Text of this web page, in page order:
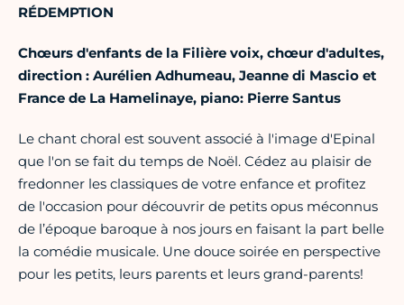
RÉDEMPTION
Chœurs d'enfants de la Filière voix, chœur d'adultes,
direction : Aurélien Adhumeau, Jeanne di Mascio et
France de La Hamelinaye, piano: Pierre Santus
Le chant choral est souvent associé à l'image d'Epinal
que l'on se fait du temps de Noël. Cédez au plaisir de
fredonner les classiques de votre enfance et profitez
de l'occasion pour découvrir de petits opus méconnus
de l’époque baroque à nos jours en faisant la part belle
la comédie musicale. Une douce soirée en perspective
pour les petits, leurs parents et leurs grand-parents!